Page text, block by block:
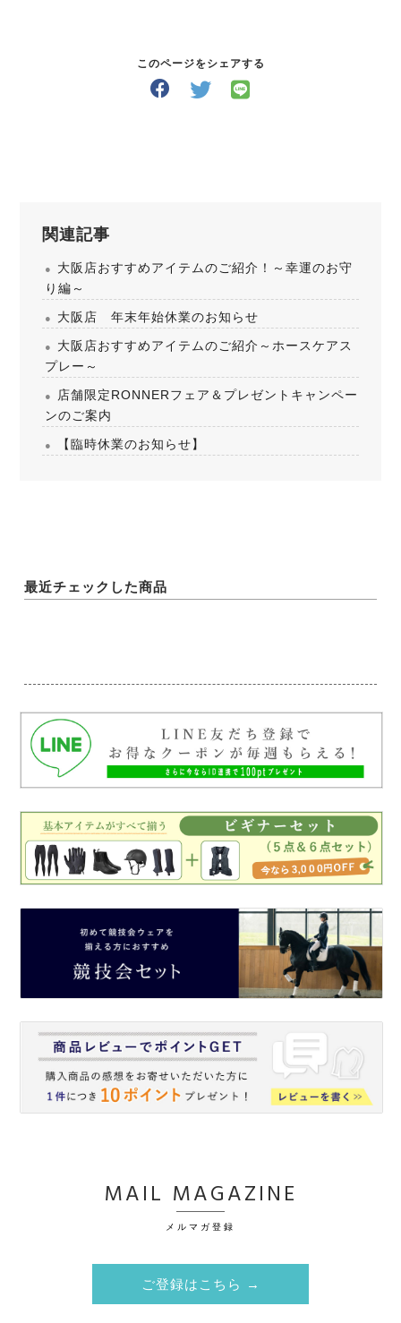
このページをシェアする
関連記事
大阪店おすすめアイテムのご紹介！～幸運のお守
り編～
大阪店 年末年始休業のお知らせ
大阪店おすすめアイテムのご紹介～ホースケアス
プレー～
店舗限定RONNERフェア＆プレゼントキャンペー
ンのご案内
【臨時休業のお知らせ】
最近チェックした商品
MAIL MAGAZINE
メルマガ登録
ご登録はこちら →